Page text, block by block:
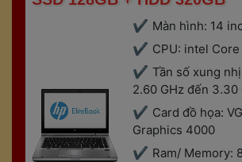
Màn hình: 14
CPU: intel
Tần số xung
2.60 GHz đến 3.30
Card đồ họa:
Graphics 4000
Ram/ Memory: